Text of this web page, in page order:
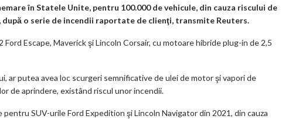
m
o
k
m
ar
ks
în Statele Unite, pentru 100.000 de vehicule, din cauza riscului de
o serie de incendii raportate de clienţi, transmite Reuters.
Escape, Maverick şi Lincoln Corsair, cu motoare hibride plug-in de 2,5
ar putea avea loc scurgeri semnificative de ulei de motor şi vapori de
de aprindere, existând riscul unor incendii.
SUV-urile Ford Expedition şi Lincoln Navigator din 2021, din cauza